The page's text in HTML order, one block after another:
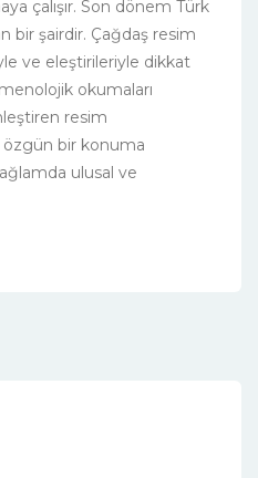
çalışır. Son dönem Türk
bir şairdir. Çağdaş resim
ve eleştirileriyle dikkat
okumaları
resim
bir konuma
ulusal ve